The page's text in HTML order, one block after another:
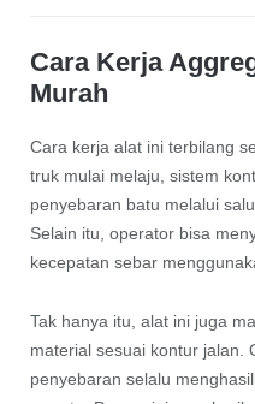
Cara Kerja
Murah
Cara kerja alat ini terbilang
truk mulai melaju, sistem
penyebaran batu melalui
Selain itu, operator bisa
kecepatan sebar
Tak hanya itu, alat ini juga
material sesuai kontur jalan.
penyebaran selalu